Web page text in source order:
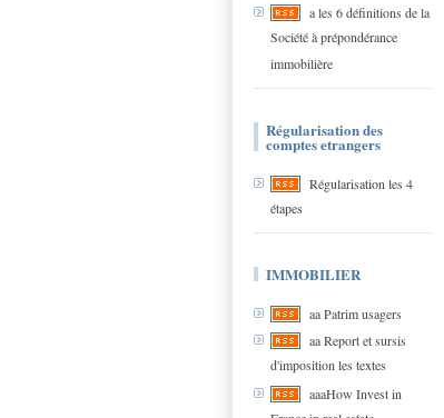
a les 6 définitions de la
Société à prépondérance
immobilière
Régularisation des
comptes etrangers
Régularisation les 4
étapes
IMMOBILIER
aa Patrim usagers
aa Report et sursis
d'imposition les textes
aaaHow Invest in